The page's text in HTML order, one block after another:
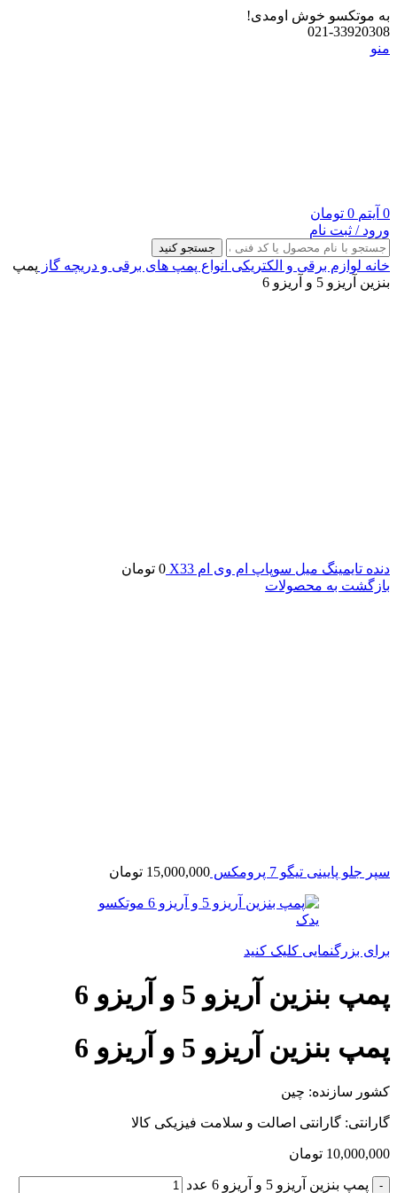
به موتکسو خوش اومدی!
021-33920308
منو
0 آیتم 0 تومان
ورود / ثبت نام
جستجو کنید
خانه لوازم برقی و الکتریکی انواع پمپ های برقی و دریچه گاز پمپ
بنزین آریزو 5 و آریزو 6
دنده تایمینگ میل سوپاپ ام وی ام X33 0 تومان
بازگشت به محصولات
سپر جلو پایینی تیگو 7 پرومکس 15,000,000 تومان
برای بزرگنمایی کلیک کنید
پمپ بنزین آریزو 5 و آریزو 6
پمپ بنزین آریزو 5 و آریزو 6
کشور سازنده: چین
گارانتی: گارانتی اصالت و سلامت فیزیکی کالا
10,000,000 تومان
پمپ بنزین آریزو 5 و آریزو 6 عدد